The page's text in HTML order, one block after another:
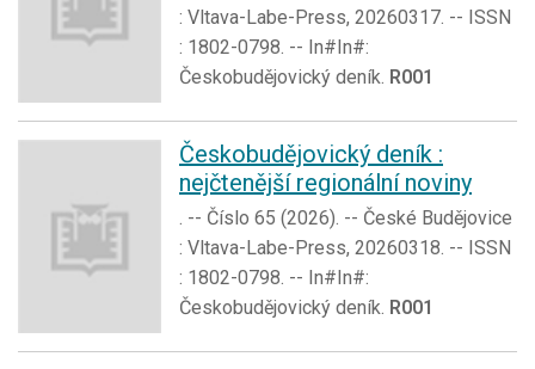
: Vltava-Labe-Press, 20260317. -- ISSN
: 1802-0798. -- In#In#:
Českobudějovický deník. R001
Českobudějovický deník :
nejčtenější regionální noviny
. -- Číslo 65 (2026). -- České Budějovice
: Vltava-Labe-Press, 20260318. -- ISSN
: 1802-0798. -- In#In#:
Českobudějovický deník. R001